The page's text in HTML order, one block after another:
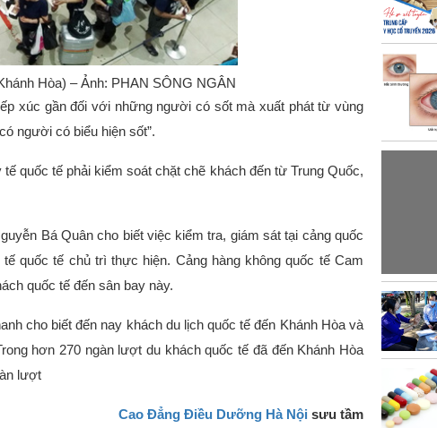
Hòa) – Ảnh: PHAN SÔNG NGÂN
xúc gần đối với những người có sốt mà xuất phát từ vùng
người có biểu hiện sốt”.
quốc tế phải kiểm soát chặt chẽ khách đến từ Trung Quốc,
Bá Quân cho biết việc kiểm tra, giám sát tại cảng quốc
quốc tế chủ trì thực hiện. Cảng hàng không quốc tế Cam
quốc tế đến sân bay này.
cho biết đến nay khách du lịch quốc tế đến Khánh Hòa và
hơn 270 ngàn lượt du khách quốc tế đã đến Khánh Hòa
lượt
Cao Đẳng Điều Dưỡng Hà Nội sưu tầm